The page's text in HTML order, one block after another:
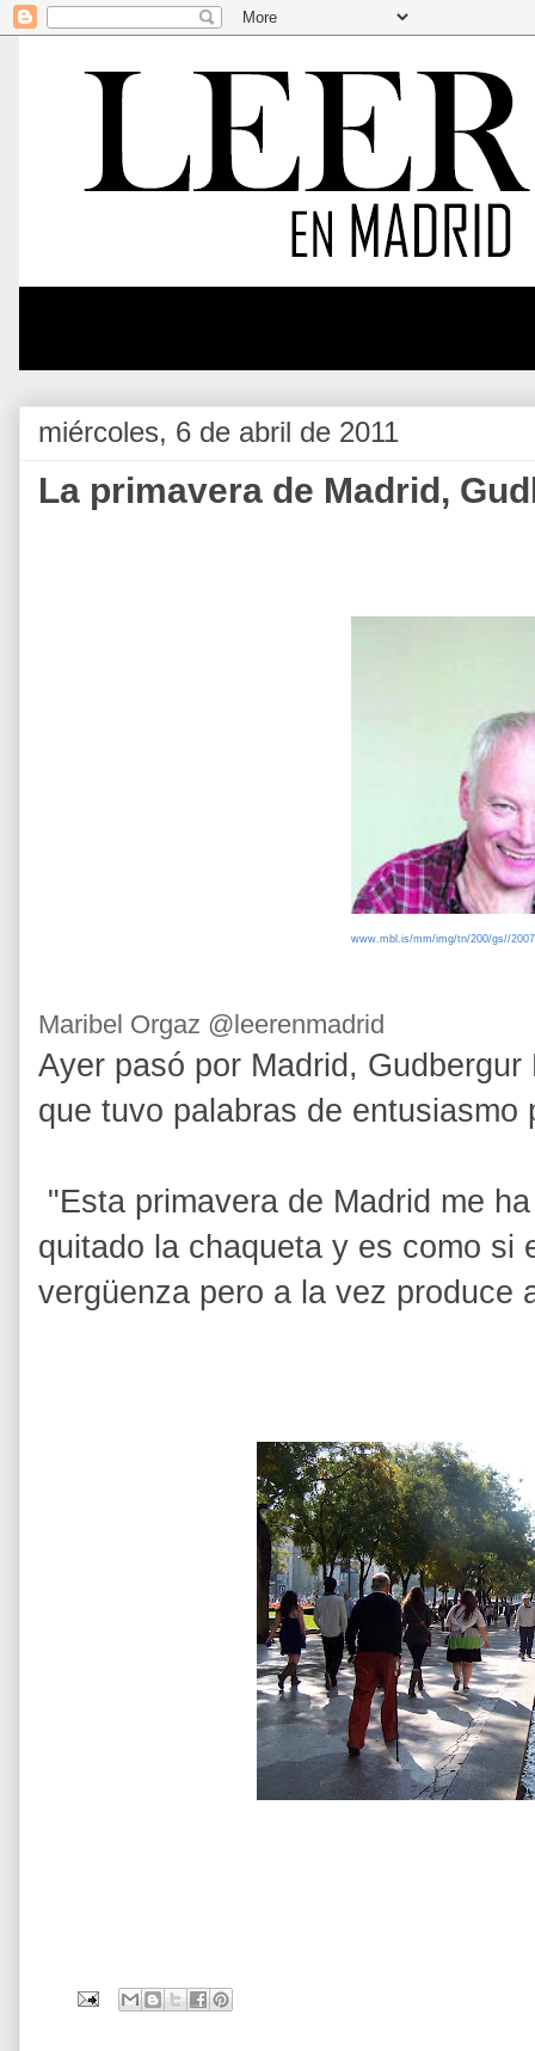
miércoles, 6 de abril de 2011
La primavera de Madrid,
www.mbl.is/mm/img/tn/200/gs//
Maribel Orgaz @leerenmadrid
Ayer pasó por Madrid,
que tuvo palabras de entusiasmo
"Esta primavera de Madrid me
quitado la chaqueta y es como si
vergüenza pero a la vez produce